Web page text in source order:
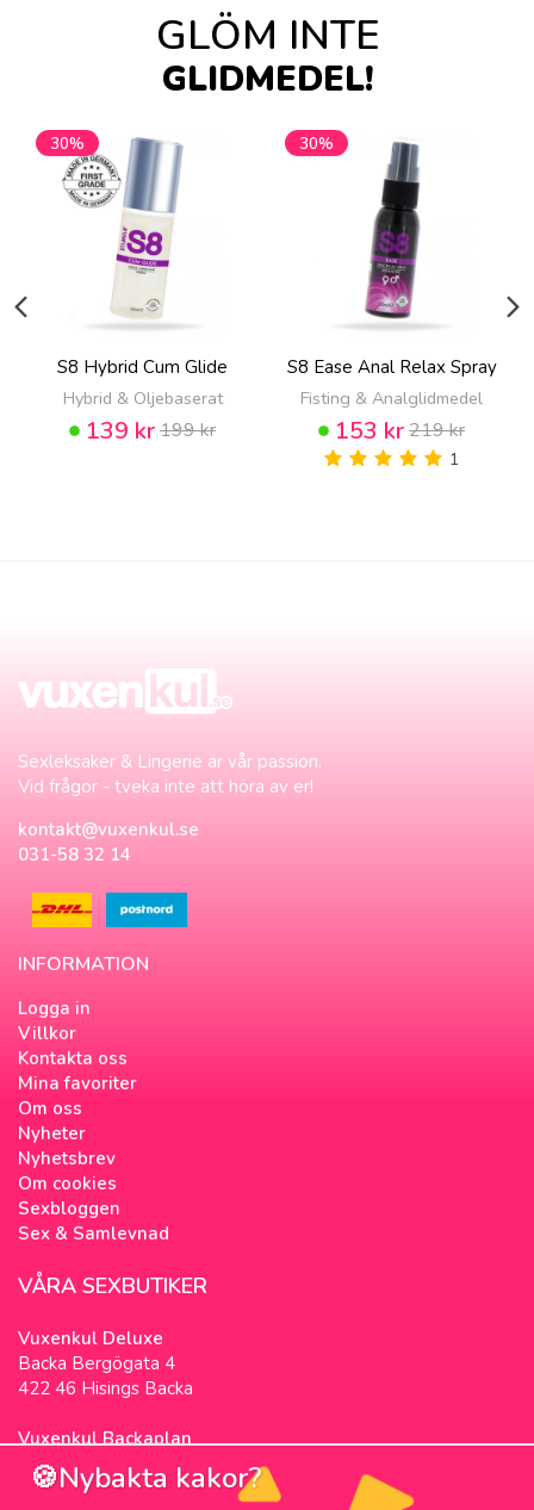
GLÖM INTE
GLIDMEDEL!
30%
S8 Hybrid Cum Glide
Hybrid & Oljebaserat
139 kr199 kr
30%
S8 Ease Anal Relax Spray
Fisting & Analglidmedel
153 kr219 kr
1
Sexleksaker & Lingerie är vår passion.
Vid frågor - tveka inte att höra av er!
kontakt@vuxenkul.se
031-58 32 14
INFORMATION
Logga in
Villkor
Kontakta oss
Mina favoriter
Om oss
Nyheter
Nyhetsbrev
Om cookies
Sexbloggen
Sex & Samlevnad
VÅRA SEXBUTIKER
Vuxenkul Deluxe
Backa Bergögata 4
422 46 Hisings Backa
Vuxenkul Backaplan
Färgfabriksgatan 3
417 05 Göteborg
🍪Nybakta kakor?